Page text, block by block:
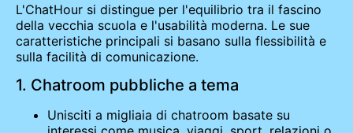
L'ChatHour si distingue per l'equilibrio tra il fascino
della vecchia scuola e l'usabilità moderna. Le sue
caratteristiche principali si basano sulla flessibilità e
sulla facilità di comunicazione.
1. Chatroom pubbliche a tema
Unisciti a migliaia di chatroom basate su